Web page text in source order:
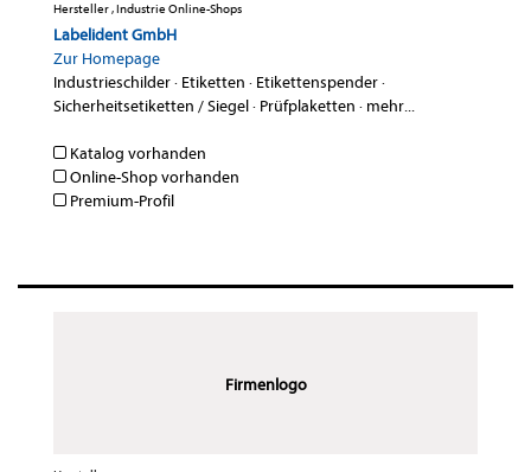
Hersteller , Industrie Online-Shops
Labelident GmbH
Zur Homepage
Industrieschilder· Etiketten · Etikettenspender·
Sicherheitsetiketten / Siegel· Prüfplaketten · mehr...
Katalog vorhanden
Online-Shop vorhanden
Premium-Profil
Firmenlogo